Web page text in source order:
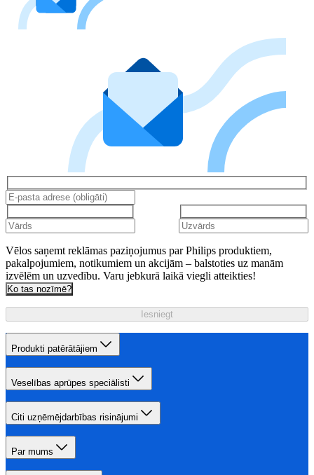
Vēlos saņemt reklāmas paziņojumus par Philips produktiem,
pakalpojumiem, notikumiem un akcijām – balstoties uz manām
izvēlēm un uzvedību. Varu jebkurā laikā viegli atteikties!
Ko tas nozīmē?
Iesniegt
Produkti patērātājiem
Veselības aprūpes speciālisti
Citi uzņēmējdarbības risinājumi
Par mums